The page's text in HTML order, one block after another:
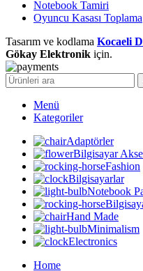
Notebook Tamiri
Oyuncu Kasası Toplama
Tasarım ve kodlama Kocaeli
Gökay Elektronik için.
Menü
Kategoriler
Adaptörler
Bilgisayar
Fashion
Bilgisayarlar
Notebook
Hand Made
Minimalism
Electronics
Home